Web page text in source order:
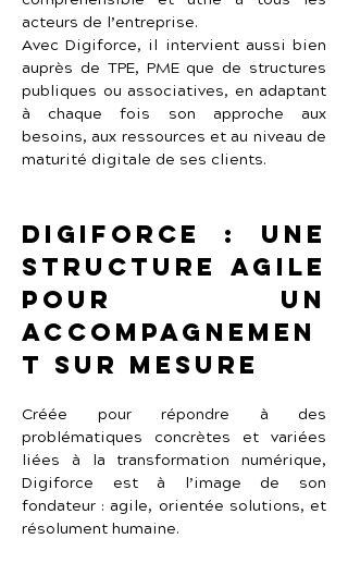
acteurs de l’entreprise.
Avec Digiforce, il intervient aussi bien
auprès de TPE, PME que de structures
publiques ou associatives, en adaptant
à chaque fois son approche aux
besoins, aux ressources et au niveau de
maturité digitale de ses clients.
Digiforce : une
structure agile
pour un
accompagnemen
t sur mesure
Créée pour répondre à des
problématiques concrètes et variées
liées à la transformation numérique,
Digiforce est à l’image de son
fondateur : agile, orientée solutions, et
résolument humaine.